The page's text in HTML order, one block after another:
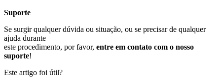
Suporte
Se surgir qualquer dúvida ou situação, ou se precisar de qualquer
ajuda durante
este procedimento, por favor, entre em contato com o nosso
suporte!
Este artigo foi útil?